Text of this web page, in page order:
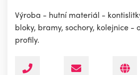
Výroba - hutní materiál -
bloky, bramy, sochory, kolejnice -
profily.